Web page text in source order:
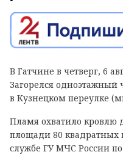
В Гатчине в четверг, 6
Загорелся
в Кузнецком переулке
Пламя охватило кровлю
площади 80 квадратных
службе ГУ МЧС России